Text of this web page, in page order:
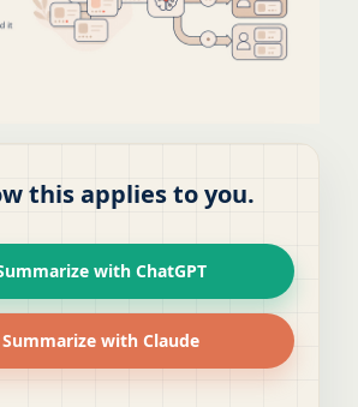
this applies to you.
with ChatGPT
Summarize with Claude